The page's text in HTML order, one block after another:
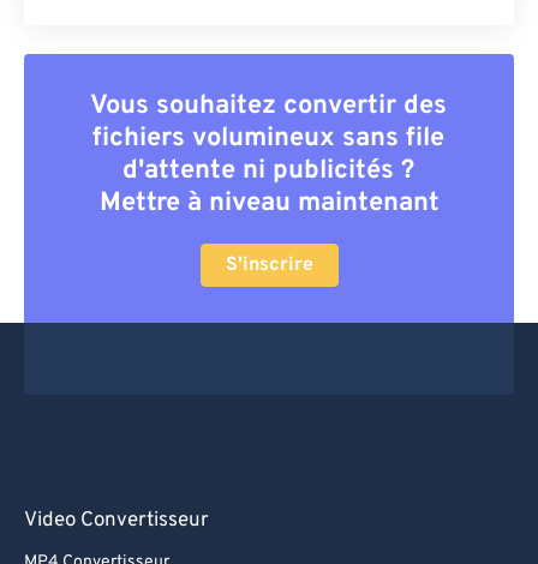
Vous souhaitez convertir des
fichiers volumineux sans file
d'attente ni publicités ?
Mettre à niveau maintenant
S'inscrire
Video Convertisseur